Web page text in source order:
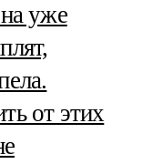
уже
от этих